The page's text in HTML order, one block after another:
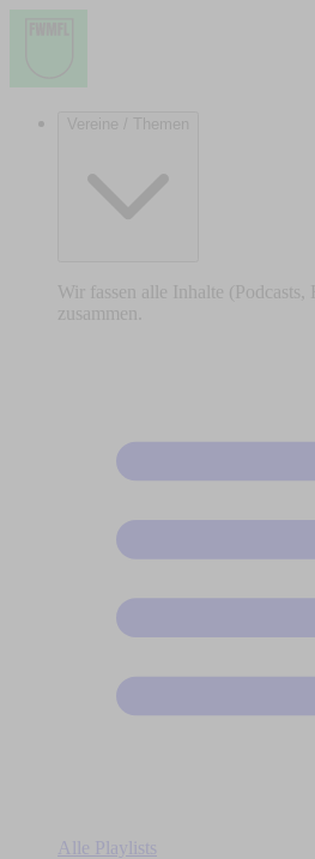
Vereine / Themen
Wir fassen alle Inhalte
zusammen.
Alle Playlists